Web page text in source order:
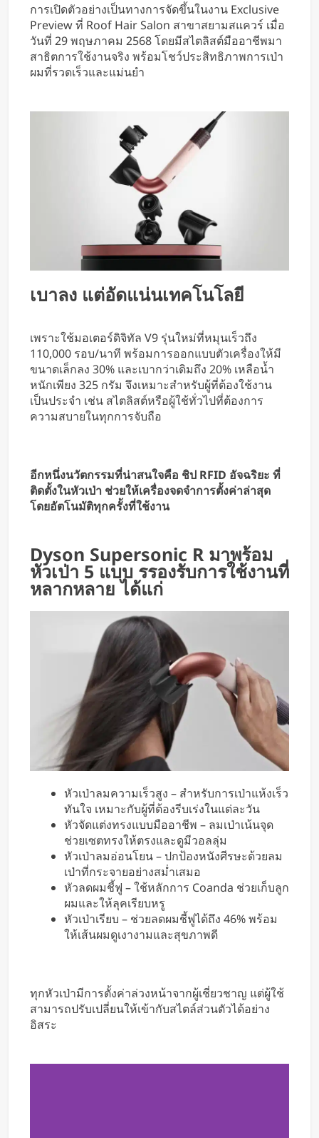
การเปิดตัวอย่างเป็นทางการจัดขึ้นในงาน Exclusive
Preview ที่ Roof Hair Salon สาขาสยามสแควร์ เมื่อ
วันที่ 29 พฤษภาคม 2568 โดยมีสไตลิสต์มืออาชีพมา
สาธิตการใช้งานจริง พร้อมโชว์ประสิทธิภาพการเป่า
ผมที่รวดเร็วและแม่นยำ
เบาลง แต่อัดแน่นเทคโนโลยี
เพราะใช้มอเตอร์ดิจิทัล V9 รุ่นใหม่ที่หมุนเร็วถึง
110,000 รอบ/นาที พร้อมการออกแบบตัวเครื่องให้มี
ขนาดเล็กลง 30% และเบากว่าเดิมถึง 20% เหลือน้ำ
หนักเพียง 325 กรัม จึงเหมาะสำหรับผู้ที่ต้องใช้งาน
เป็นประจำ เช่น สไตลิสต์หรือผู้ใช้ทั่วไปที่ต้องการ
ความสบายในทุกการจับถือ
อีกหนึ่งนวัตกรรมที่น่าสนใจคือ ชิป RFID อัจฉริยะ ที่
ติดตั้งในหัวเป่า ช่วยให้เครื่องจดจำการตั้งค่าล่าสุด
โดยอัตโนมัติทุกครั้งที่ใช้งาน
Dyson Supersonic R มาพร้อม
หัวเป่า 5 แบบ รรองรับการใช้งานที่
หลากหลาย ได้แก่
หัวเป่าลมความเร็วสูง – สำหรับการเป่าแห้งเร็ว
ทันใจ เหมาะกับผู้ที่ต้องรีบเร่งในแต่ละวัน
หัวจัดแต่งทรงแบบมืออาชีพ – ลมเป่าเน้นจุด
ช่วยเซตทรงให้ตรงและดูมีวอลลุ่ม
หัวเป่าลมอ่อนโยน – ปกป้องหนังศีรษะด้วยลม
เป่าที่กระจายอย่างสม่ำเสมอ
หัวลดผมชี้ฟู – ใช้หลักการ Coanda ช่วยเก็บลูก
ผมและให้ลุคเรียบหรู
หัวเป่าเรียบ – ช่วยลดผมชี้ฟูได้ถึง 46% พร้อม
ให้เส้นผมดูเงางามและสุขภาพดี
ทุกหัวเป่ามีการตั้งค่าล่วงหน้าจากผู้เชี่ยวชาญ แต่ผู้ใช้
สามารถปรับเปลี่ยนให้เข้ากับสไตล์ส่วนตัวได้อย่าง
อิสระ